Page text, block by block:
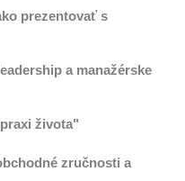
prezentovať s
a manažérske
života"
zručnosti a